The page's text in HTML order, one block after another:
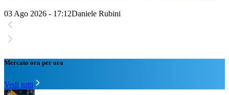
03 Ago 2026 - 17:12Daniele Rubini
Mercato ora per ora
Vedi tutti